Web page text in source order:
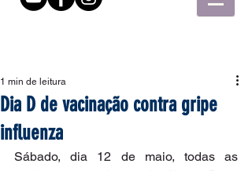
Dia D de vacinação contra gripe
influenza
1 min de leitura
Sábado, dia 12 de maio, todas as